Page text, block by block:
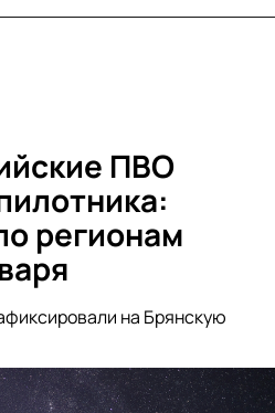
ПВО
регионам
на Брянскую